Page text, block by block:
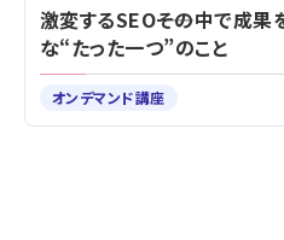
激変するSEO――その中で成
な“たった一つ”のこと
オンデマンド講座